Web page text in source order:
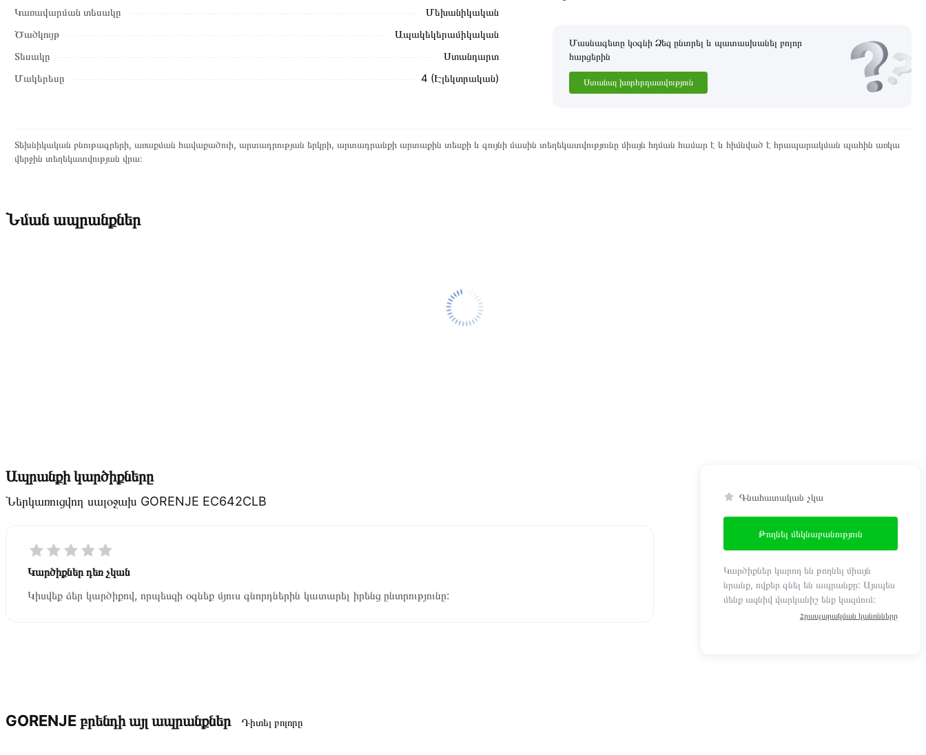
Կառավարման տեսակը
Մեխանիկական
Ծածկույթ
Ապակեկերամիկական
Տեսակը
Ստանդարտ
Մակերեսը
4 (Էլեկտրական)
Մասնագետը կօգնի Ձեզ ընտրել և պատասխանել բոլոր
հարցերին
Ստանալ խորհրդատվություն
Տեխնիկական բնութագրերի, առաքման հավաքածուի, արտադրության երկրի, արտադրանքի արտաքին տեսքի և գույնի մասին տեղեկատվությունը միայն հղման համար է և հիմնված է հրապարակման պահին առկա
վերջին տեղեկատվության վրա։
Նման ապրանքներ
Ապրանքի կարծիքները
Ներկառուցվող սալօջախ GORENJE EC642CLB
Կարծիքներ դեռ չկան
Կիսվեք ձեր կարծիքով, որպեսզի օգնեք մյուս գնորդներին կատարել իրենց ընտրությունը:
Գնահատական չկա
Թողնել մեկնաբանություն
Կարծիքներ կարող են թողնել միայն
նրանք, ովքեր գնել են ապրանքը: Այսպես
մենք ազնիվ վարկանիշ ենք կազմում:
Հրապարակման կանոնները
GORENJE բրենդի այլ ապրանքներ Դիտել բոլորը